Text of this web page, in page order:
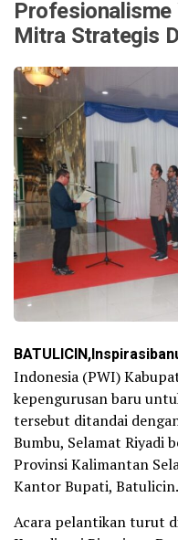
Mitra Strategis
Indonesia (PWI)
kepengurusan baru
tersebut ditandai
Bumbu, Selamat Riyadi
Provinsi Kalimantan
Kantor Bupati,
Acara pelantikan turut